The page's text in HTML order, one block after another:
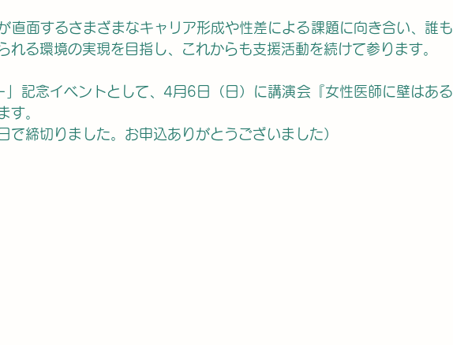
直面するさまざまなキャリア形成や性差による課題に向き合い、誰も
れる環境の実現を目指し、これからも支援活動を続けて参ります。
」記念イベントとして、4月6日（日）に講演会『女性医師に壁はある
す。
締切りました。お申込ありがとうございました）